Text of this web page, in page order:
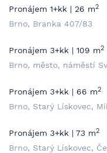
Pronájem 1+kk | 26 m2
Brno, Branka 407/83
Pronájem 3+kk | 109 m2
Brno, město, náměstí
Pronájem 3+kk | 66 m2
Brno, Starý Lískovec,
Pronájem 3+kk | 73 m2
Brno, Starý Lískovec,